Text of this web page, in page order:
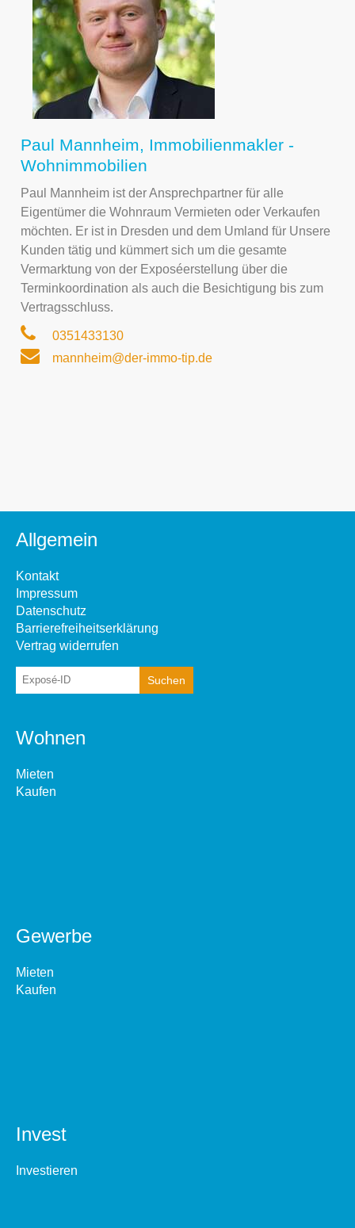
Paul Mannheim, Immobilienmakler -
Wohnimmobilien
Paul Mannheim ist der Ansprechpartner für alle
Eigentümer die Wohnraum Vermieten oder Verkaufen
möchten. Er ist in Dresden und dem Umland für Unsere
Kunden tätig und kümmert sich um die gesamte
Vermarktung von der Exposéerstellung über die
Terminkoordination als auch die Besichtigung bis zum
Vertragsschluss.
0351433130
mannheim@der-immo-tip.de
Allgemein
Kontakt
Impressum
Datenschutz
Barrierefreiheitserklärung
Vertrag widerrufen
Wohnen
Mieten
Kaufen
Gewerbe
Mieten
Kaufen
Invest
Investieren